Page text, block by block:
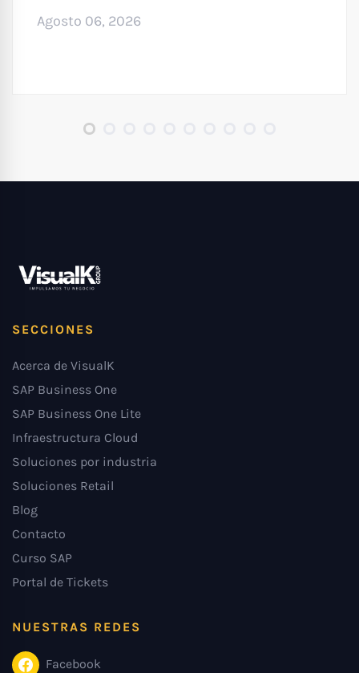
Agosto 06, 2026
SECCIONES
Acerca de VisualK
SAP Business One
SAP Business One Lite
Infraestructura Cloud
Soluciones por industria
Soluciones Retail
Blog
Contacto
Curso SAP
Portal de Tickets
NUESTRAS REDES
Facebook